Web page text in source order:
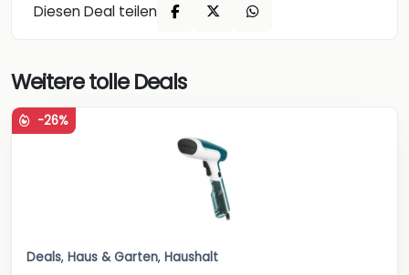
Diesen Deal teilen
Weitere tolle Deals
-26%
Deals, Haus & Garten, Haushalt